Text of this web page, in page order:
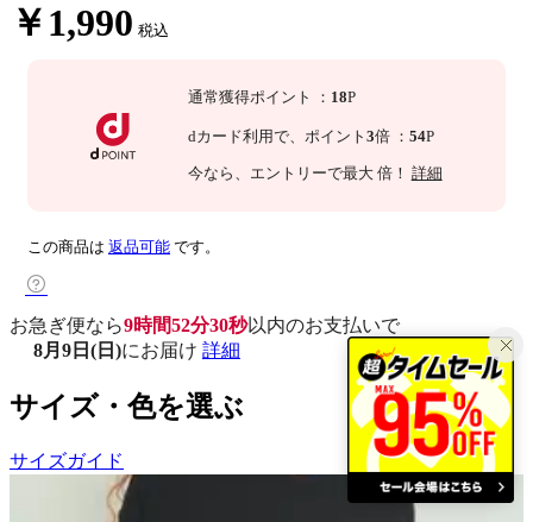
￥1,990 税込
通常獲得ポイント ： 18P
dカード利用で、 ポイント 3倍 ： 54P
今なら 、エントリーで最大 倍！ 詳細
この商品は 返品可能 です。
お急ぎ便なら9時間52分29秒以内のお支払いで
8月9日(日)にお届け 詳細
サイズ・色を選ぶ
サイズガイド